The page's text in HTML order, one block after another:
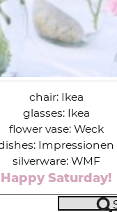
chair: Ikea
glasses: Ikea
flower vase: Weck
Impressionen
silverware: WMF
Happy Saturday!